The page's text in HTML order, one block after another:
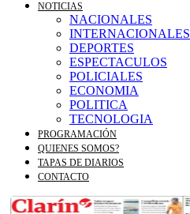
NOTICIAS
NACIONALES
INTERNACIONALES
DEPORTES
ESPECTACULOS
POLICIALES
ECONOMIA
POLITICA
TECNOLOGIA
PROGRAMACIÓN
QUIENES SOMOS?
TAPAS DE DIARIOS
CONTACTO